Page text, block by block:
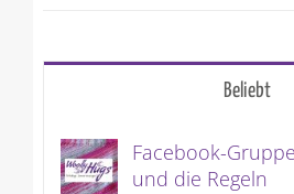
Beliebt
Facebook-
und die Regeln